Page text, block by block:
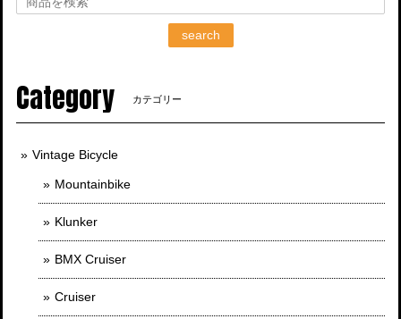
search
Category カテゴリー
Vintage Bicycle
Mountainbike
Klunker
BMX Cruiser
Cruiser